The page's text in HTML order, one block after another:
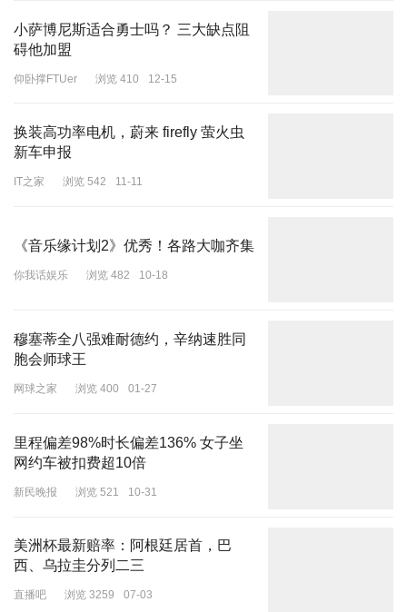
小萨博尼斯适合勇士吗？ 三大缺点阻
碍他加盟
仰卧撑FTUer 浏览 410 12-15
换装高功率电机，蔚来 firefly 萤火虫
新车申报
IT之家 浏览 542 11-11
《音乐缘计划2》优秀！各路大咖齐集
你我话娱乐 浏览 482 10-18
穆塞蒂全八强难耐德约，辛纳速胜同
胞会师球王
网球之家 浏览 400 01-27
里程偏差98%时长偏差136% 女子坐
网约车被扣费超10倍
新民晚报 浏览 521 10-31
美洲杯最新赔率：阿根廷居首，巴
西、乌拉圭分列二三
直播吧 浏览 3259 07-03